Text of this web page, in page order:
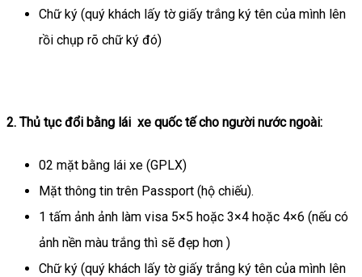
Chữ ký (quý khách lấy tờ giấy trắng ký tên của mình lên
rồi chụp rõ chữ ký đó)
2. Thủ tục đổi bằng lái xe quốc tế cho người nước ngoài:
02 mặt bằng lái xe (GPLX)
Mặt thông tin trên Passport (hộ chiếu).
1 tấm ảnh ảnh làm visa 5×5 hoặc 3×4 hoặc 4×6 (nếu có
ảnh nền màu trắng thì sẽ đẹp hơn )
Chữ ký (quý khách lấy tờ giấy trắng ký tên của mình lên